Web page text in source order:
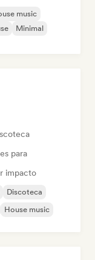
music
Minimal
para
impacto
Discoteca
House music